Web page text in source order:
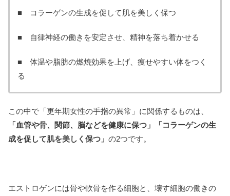
■ コラーゲンの生成を促して肌を美しく保つ
■ 自律神経の働きを安定させ、精神を落ち着かせる
■ 体温や脂肪の燃焼効果を上げ、痩せやすい体をつく
る
この中で「更年期女性の手指の異常」に関係するものは、
「血管や骨、関節、脳などを健康に保つ」「コラーゲンの生
成を促して肌を美しく保つ」 の2つです。
エストロゲンには骨や軟骨を作る細胞と、壊す細胞の働きの